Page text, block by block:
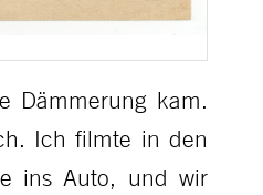
Dämmerung kam.
Ich filmte in den
ins Auto, und wir